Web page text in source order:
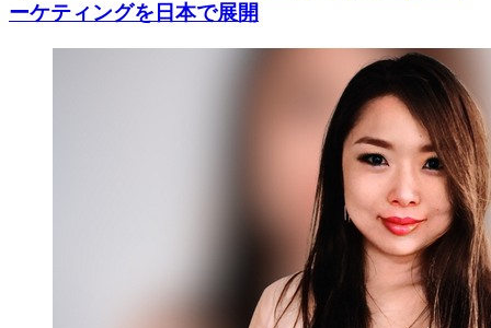
ーケティングを日本で展開